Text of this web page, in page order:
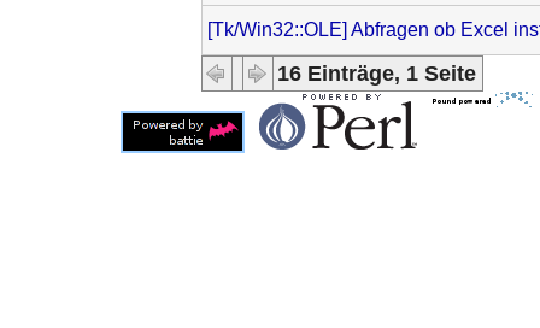
[Tk/Win32::OLE] Abfragen ob Excel
16 Einträge, 1 Seite